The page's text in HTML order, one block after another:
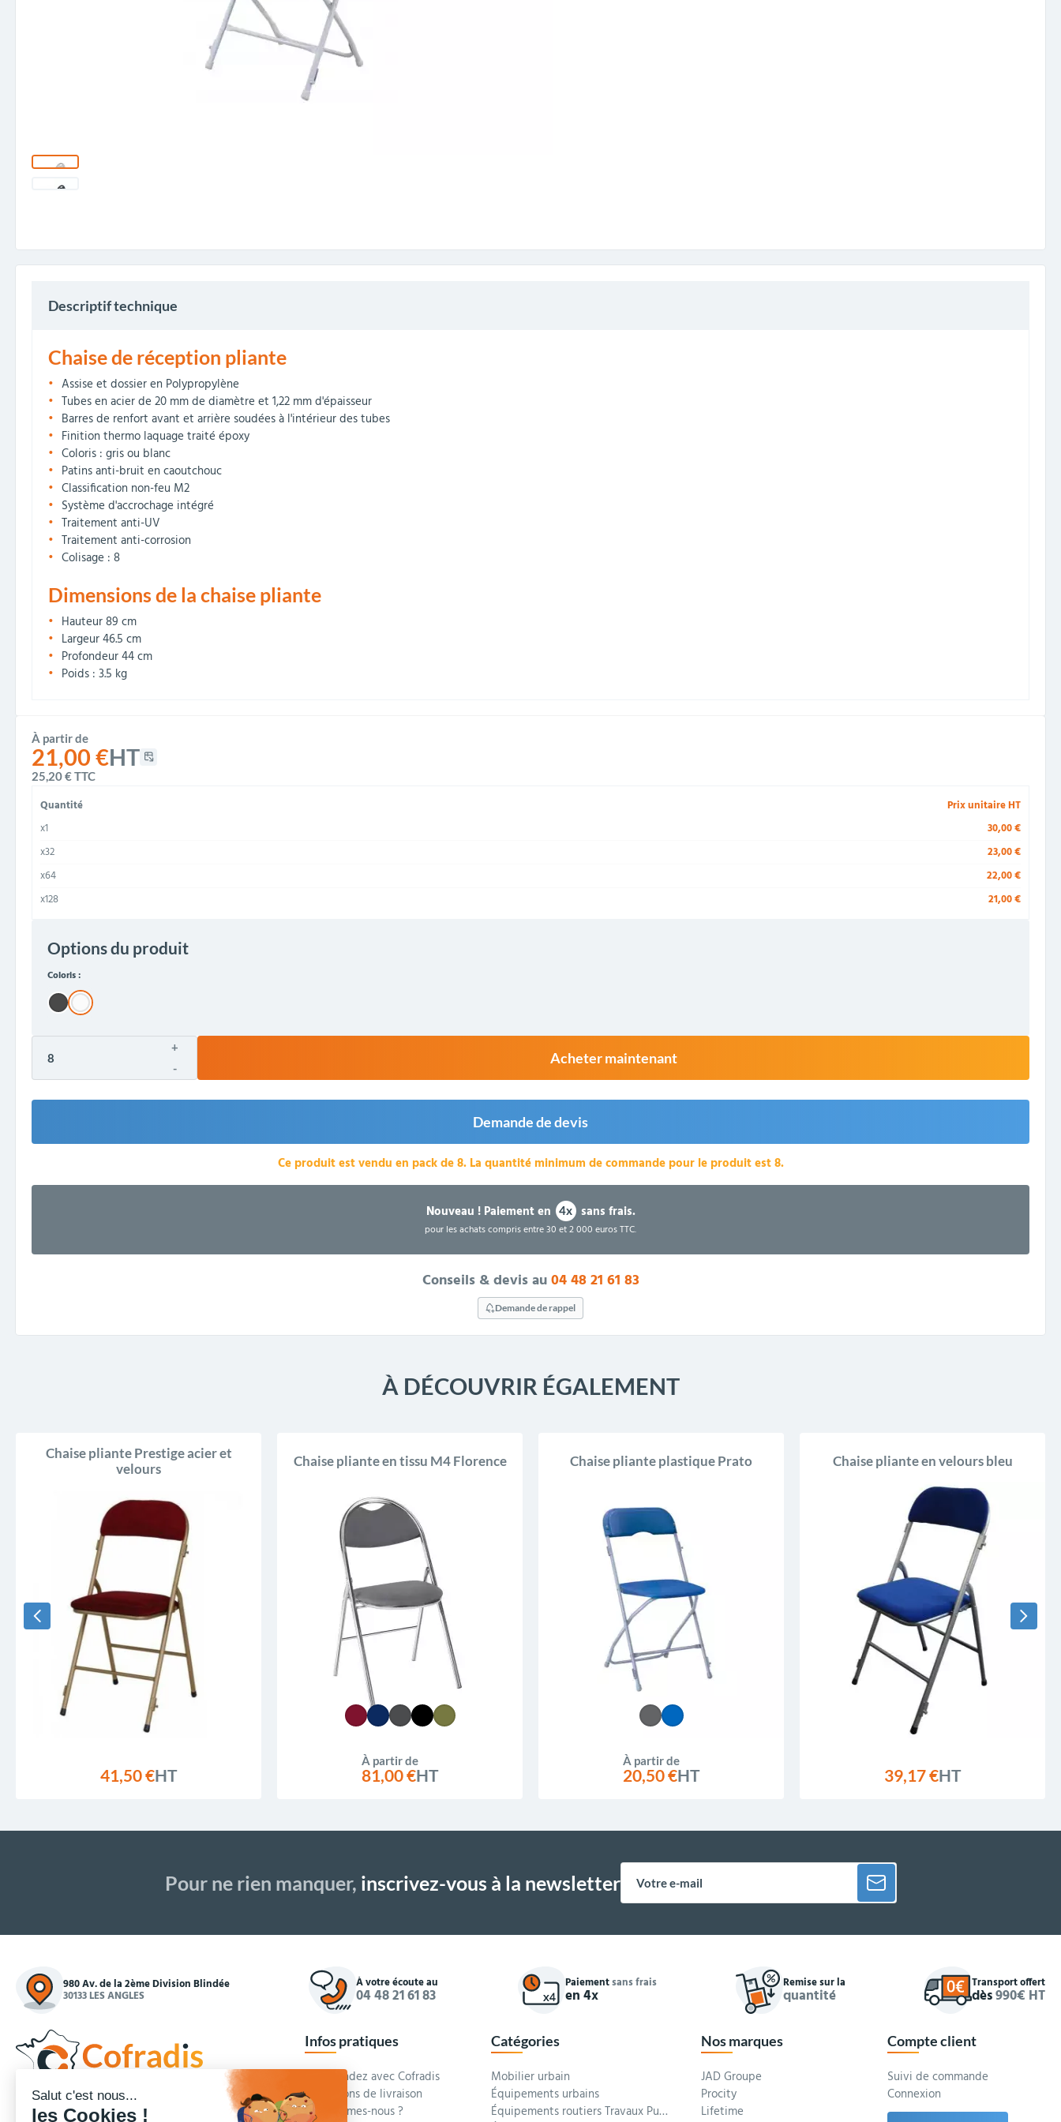
À partir de
21,00 €HT
25,20 €TTC
Quantité
Prix unitaire HT
x1
30,00 €
x32
23,00 €
x64
22,00 €
x128
21,00 €
Options du produit
Coloris :
+
-
Acheter maintenant
Demande de devis
Ce produit est vendu en pack de 8. La quantité minimum de commande pour le produit est 8.
Nouveau !Paiement en 4x sans frais.
pour les achats compris entre 30 et 2 000 euros TTC.
Conseils & devis au04 48 21 61 83
Demande de rappel
Descriptif technique
Chaise de réception pliante
Assise et dossier en Polypropylène
Tubes en acier de 20 mm de diamètre et 1,22 mm d'épaisseur
Barres de renfort avant et arrière soudées à l'intérieur des tubes
Finition thermo laquage traité époxy
Coloris : gris ou blanc
Patins anti-bruit en caoutchouc
Classification non-feu M2
Système d'accrochage intégré
Traitement anti-UV
Traitement anti-corrosion
Colisage : 8
Dimensions de la chaise pliante
Hauteur 89 cm
Largeur 46.5 cm
Profondeur 44 cm
Poids : 3.5 kg
À DÉCOUVRIR ÉGALEMENT
Chaise pliante Prestige acier et
velours
41,50 €HT
Chaise pliante en tissu M4 Florence
À partir de
81,00 €HT
Chaise pliante plastique Prato
À partir de
20,50 €HT
Chaise pliante en velours bleu
39,17 €HT
Pour ne rien manquer, inscrivez-vous à la newsletter
980 Av. de la 2ème Division Blindée
30133 LES ANGLES
À votre écoute au
04 48 21 61 83
Paiementsans frais
en 4x
Remise sur la
quantité
Transport offert
dès990€ HT
Concepteur et fournisseur de mobilier urbain,
Infos pratiques
Commandez avec Cofradis
Conditions de livraison
Qui sommes-nous ?
Catégories
Mobilier urbain
Équipements urbains
Équipements routiers Travaux Publics
Nos marques
JAD Groupe
Procity
Lifetime
Compte client
Suivi de commande
Connexion